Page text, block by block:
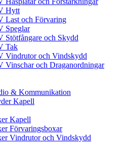
Hytt
Last och Förvaring
Speglar
Stötfångare och Skydd
Tak
Vindrutor och Vindskydd
Vinschar och Draganordningar
& Kommunikation
Kapell
Kapell
Förvaringsboxar
Vindrutor och Vindskydd